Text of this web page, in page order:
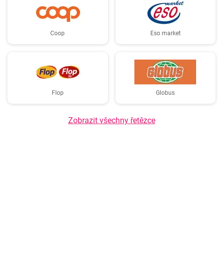
Coop Eso market
Flop Globus
Zobrazit všechny řetězce